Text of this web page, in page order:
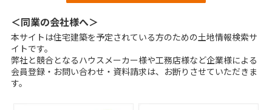
＜同業の会社様へ＞
本サイトは住宅建築を予定されている方のための土地情報検索サ
イトです。
弊社と競合となるハウスメーカー様や工務店様など企業様による
会員登録・お問い合わせ・資料請求は、お断りさせていただきま
す。